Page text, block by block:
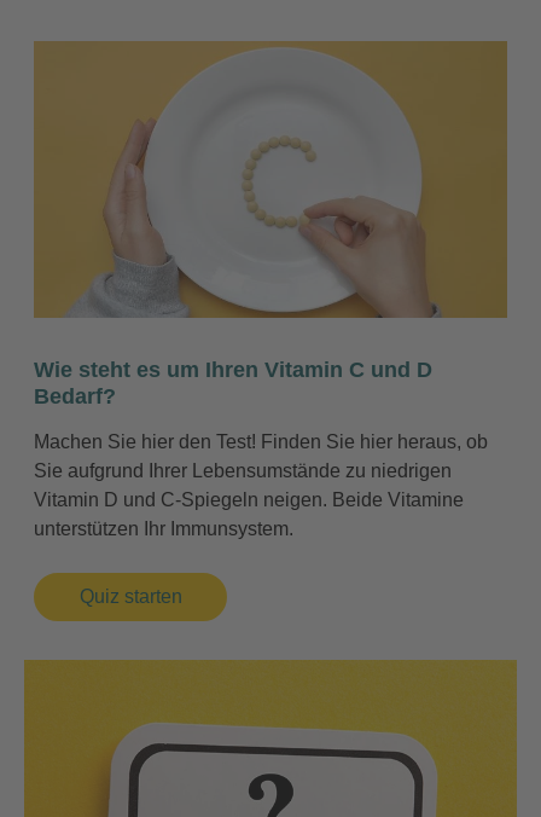
Wie steht es um Ihren Vitamin C und D
Bedarf?
Machen Sie hier den Test! Finden Sie hier heraus, ob
Sie aufgrund Ihrer Lebensumstände zu niedrigen
Vitamin D und C-Spiegeln neigen. Beide Vitamine
unterstützen Ihr Immunsystem.
Quiz starten